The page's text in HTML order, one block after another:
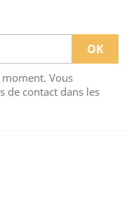
Vous
de contact dans les